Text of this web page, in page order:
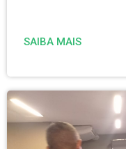
SAIBA MAIS